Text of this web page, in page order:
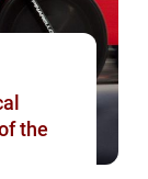
the